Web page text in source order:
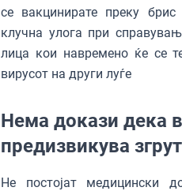
се вакцинирате преку
клучна улога при
лица кои навремено ќе се
вирусот на други луѓе
Нема докази дека
предизвикува
Не постојат медицински